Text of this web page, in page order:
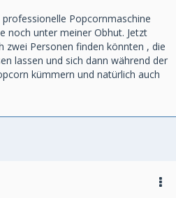
Popcornmaschine
noch unter meiner Obhut. Jetzt
zwei Personen finden könnten , die
lassen und sich dann während der
kümmern und natürlich auch